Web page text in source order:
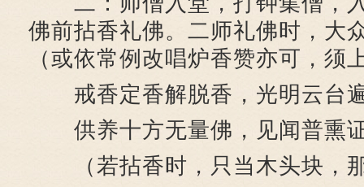
佛前拈香礼佛。二师礼佛时，大
（或依常例改唱炉香赞亦可，须
戒香定香解脱香，光明云台
供养十方无量佛，见闻普熏
（若拈香时，只当木头块，